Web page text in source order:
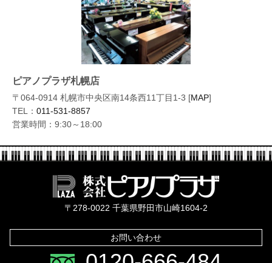
ピアノプラザ札幌店
〒064-0914 札幌市中央区南14条西11丁目1-3 [MAP]
TEL： 011-531-8857
営業時間：9:30～18:00
〒278-0022 千葉県野田市山崎1604-2
お問い合わせ